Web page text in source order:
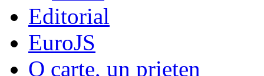
Editorial
EuroJS
O carte, un prieten